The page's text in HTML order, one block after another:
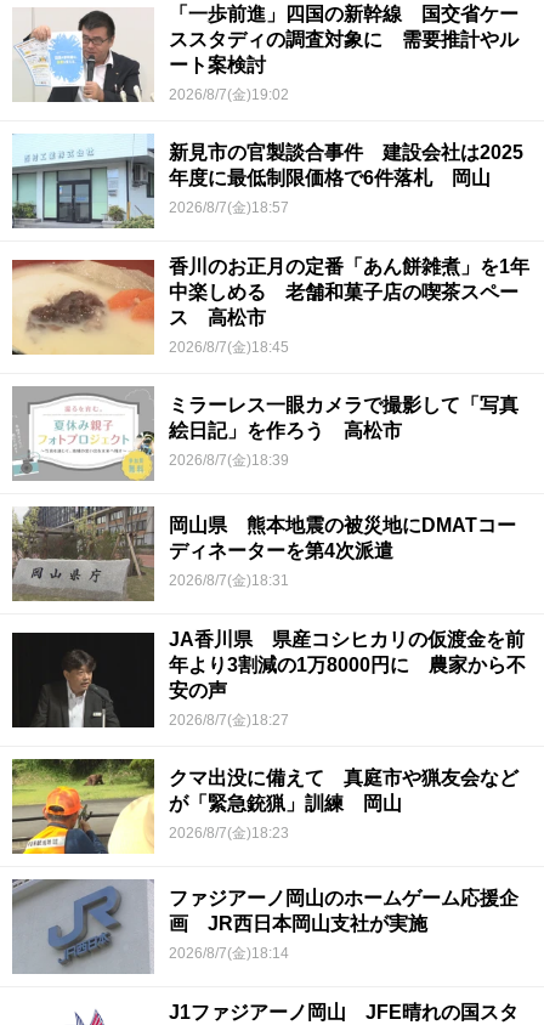
「一歩前進」四国の新幹線 国交省ケー
ススタディの調査対象に 需要推計やル
ート案検討
2026/8/7(金)19:02
新見市の官製談合事件 建設会社は2025
年度に最低制限価格で6件落札 岡山
2026/8/7(金)18:57
香川のお正月の定番「あん餅雑煮」を1年
中楽しめる 老舗和菓子店の喫茶スペー
ス 高松市
2026/8/7(金)18:45
ミラーレス一眼カメラで撮影して「写真
絵日記」を作ろう 高松市
2026/8/7(金)18:39
岡山県 熊本地震の被災地にDMATコー
ディネーターを第4次派遣
2026/8/7(金)18:31
JA香川県 県産コシヒカリの仮渡金を前
年より3割減の1万8000円に 農家から不
安の声
2026/8/7(金)18:27
クマ出没に備えて 真庭市や猟友会など
が「緊急銃猟」訓練 岡山
2026/8/7(金)18:23
ファジアーノ岡山のホームゲーム応援企
画 JR西日本岡山支社が実施
2026/8/7(金)18:14
J1ファジアーノ岡山 JFE晴れの国スタ